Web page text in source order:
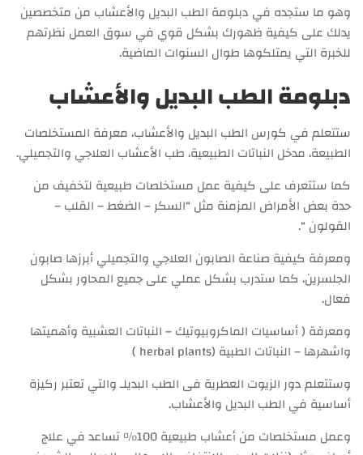
وهو ما ستجده في دبلومة الطب البديل والأعشاب من متخصصين
يدلك على كيفية ظهورك بشكل قوي في سوق العمل نظرتهم
للخبرة التي يمتلكوها طوال السنوات الماضية.
دبلومة الطب البديل والأعشاب
ستتعلم في كورس الطب البديل والأعشاب، معرفة المستخلصات
الطبيعة، مدخل النباتات الطبيعية، طب الأعشاب العلاجي والتجميلي.
كما ستتعرف على كيفية عمل مستخلصات طبيعية لتخفيف من
حدة بعض الأمراض المزمنة مثل “السكر – الضغط – القلب –
القولون “.
ومعرفة كيفية صناعة الصابون العلاجي والتجميلي أبرزها صابون
الجلسرين، كما ستدرب بشكل عملي على جميع المحاور بشكل
فعال.
ومعرفة ( أساسيات الماكروبيوتيك – النباتات العشبية وأهميتها
واشهرها – النباتات الطبية (herbal plants )
وستتعلم دور الزيوت العطرية فى الطب البديلـ والتي تعتبر ركيزة
أساسية في الطب البديل والأعشاب.
وعمل مستخلصات من أعشاب طبيعية 100% تساعد في علاج